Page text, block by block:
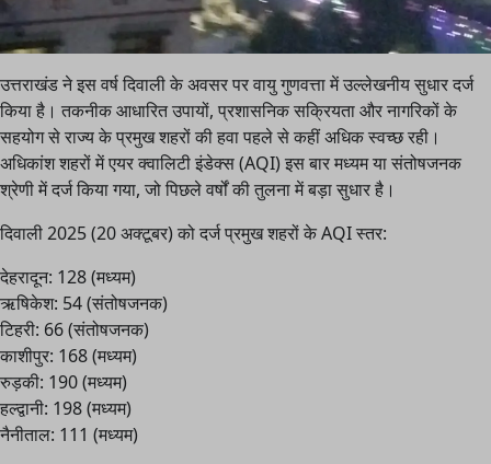
उत्तराखंड ने इस वर्ष दिवाली के अवसर पर वायु गुणवत्ता में उल्लेखनीय सुधार दर्ज
किया है। तकनीक आधारित उपायों, प्रशासनिक सक्रियता और नागरिकों के
सहयोग से राज्य के प्रमुख शहरों की हवा पहले से कहीं अधिक स्वच्छ रही।
अधिकांश शहरों में एयर क्वालिटी इंडेक्स (AQI) इस बार मध्यम या संतोषजनक
श्रेणी में दर्ज किया गया, जो पिछले वर्षों की तुलना में बड़ा सुधार है।
दिवाली 2025 (20 अक्टूबर) को दर्ज प्रमुख शहरों के AQI स्तर:
देहरादून: 128 (मध्यम)
ऋषिकेश: 54 (संतोषजनक)
टिहरी: 66 (संतोषजनक)
काशीपुर: 168 (मध्यम)
रुड़की: 190 (मध्यम)
हल्द्वानी: 198 (मध्यम)
नैनीताल: 111 (मध्यम)